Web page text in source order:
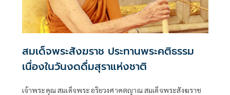
สมเด็จพระสังฆราช ประทานพระคติธรรม
เนื่องในวันงดดื่มสุราแห่งชาติ
เจ้าพระคุณ สมเด็จพระอริยวงศาคตญาณ สมเด็จพระสังฆราช